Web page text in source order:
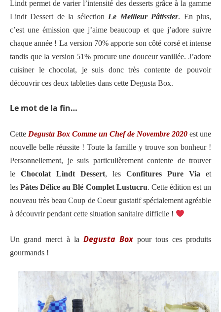
Lindt permet de varier l’intensité des desserts grâce à la gamme
Lindt Dessert de la sélection Le Meilleur Pâtissier. En plus,
c’est une émission que j’aime beaucoup et que j’adore suivre
chaque année ! La version 70% apporte son côté corsé et intense
tandis que la version 51% procure une douceur vanillée. J’adore
cuisiner le chocolat, je suis donc très contente de pouvoir
découvrir ces deux tablettes dans cette Degusta Box.
Le mot de la fin…
Cette Degusta Box Comme un Chef de Novembre 2020 est une
nouvelle belle réussite ! Toute la famille y trouve son bonheur !
Personnellement, je suis particulièrement contente de trouver
le Chocolat Lindt Dessert, les Confitures Pure Via et
lesPâtes Délice au Blé Complet Lustucru. Cette édition est un
nouveau très beau Coup de Coeur gustatif spécialement agréable
à découvrir pendant cette situation sanitaire difficile !
Un grand merci à la Degusta Box pour tous ces produits
gourmands !